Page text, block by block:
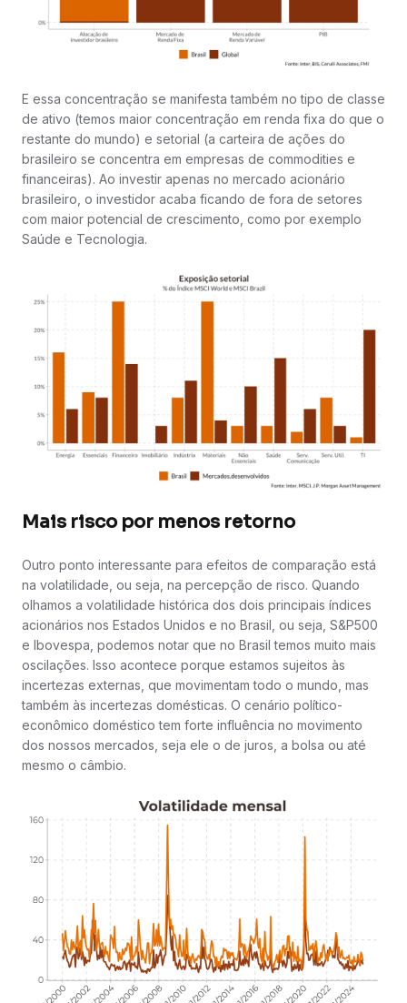
E essa concentração se manifesta também no tipo de classe
de ativo (temos maior concentração em renda fixa do que o
restante do mundo) e setorial (a carteira de ações do
brasileiro se concentra em empresas de commodities e
financeiras). Ao investir apenas no mercado acionário
brasileiro, o investidor acaba ficando de fora de setores
com maior potencial de crescimento, como por exemplo
Saúde e Tecnologia.
Mais risco por menos retorno
Outro ponto interessante para efeitos de comparação está
na volatilidade, ou seja, na percepção de risco. Quando
olhamos a volatilidade histórica dos dois principais índices
acionários nos Estados Unidos e no Brasil, ou seja, S&P500
e Ibovespa, podemos notar que no Brasil temos muito mais
oscilações. Isso acontece porque estamos sujeitos às
incertezas externas, que movimentam todo o mundo, mas
também às incertezas domésticas. O cenário político-
econômico doméstico tem forte influência no movimento
dos nossos mercados, seja ele o de juros, a bolsa ou até
mesmo o câmbio.